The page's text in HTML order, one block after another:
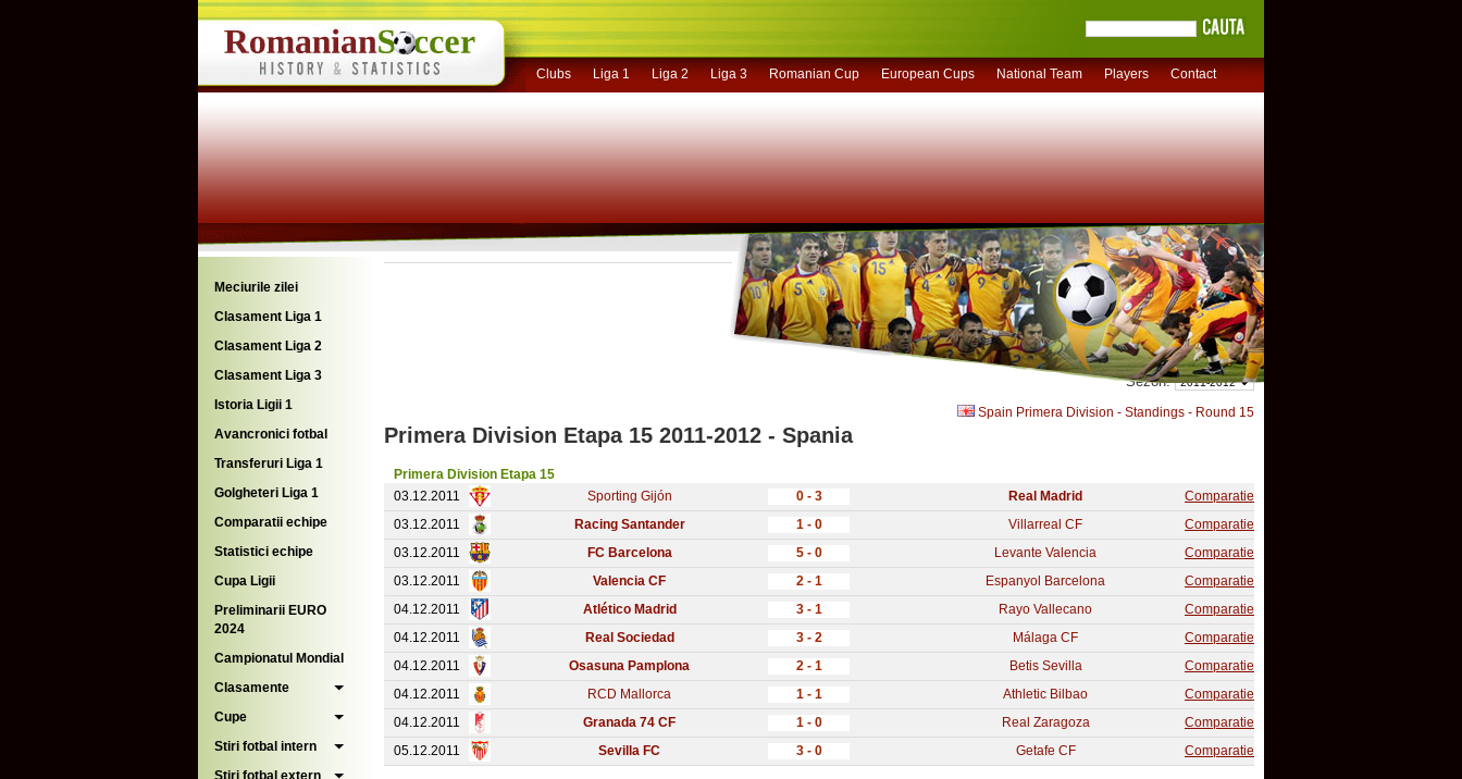
Clubs Liga 1 Liga 2 Liga 3 Romanian Cup European Cups National Team Players Contact
Meciurile zilei
Clasament Liga 1
Clasament Liga 2
Clasament Liga 3
Istoria Ligii 1
Avancronici fotbal
Transferuri Liga 1
Golgheteri Liga 1
Comparatii echipe
Statistici echipe
Cupa Ligii
Preliminarii EURO
2024
Campionatul Mondial
Clasamente
Cupe
Stiri fotbal intern
Stiri fotbal extern
Sezon:
Primera Division Etapa 15 2011-2012 - Spania
Spain Primera Division - Standings - Round 15
Primera Division Etapa 15
03.12.2011
Sporting Gijón 0 - 3 Real Madrid
Comparatie
03.12.2011
Racing Santander 1 - 0 Villarreal CF
Comparatie
03.12.2011
FC Barcelona 5 - 0 Levante Valencia
Comparatie
03.12.2011
Valencia CF 2 - 1 Espanyol Barcelona
Comparatie
04.12.2011
Atlético Madrid 3 - 1 Rayo Vallecano
Comparatie
04.12.2011
Real Sociedad 3 - 2 Málaga CF
Comparatie
04.12.2011
Osasuna Pamplona 2 - 1 Betis Sevilla
Comparatie
04.12.2011
RCD Mallorca 1 - 1 Athletic Bilbao
Comparatie
04.12.2011
Granada 74 CF 1 - 0 Real Zaragoza
Comparatie
05.12.2011
Sevilla FC 3 - 0 Getafe CF Comparatie